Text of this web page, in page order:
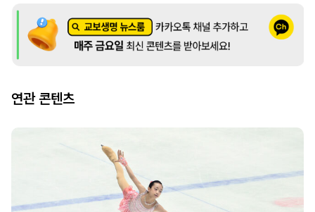
연관 콘텐츠